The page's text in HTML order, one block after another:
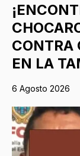
CONTRA
EN LA
6 Agosto 2026